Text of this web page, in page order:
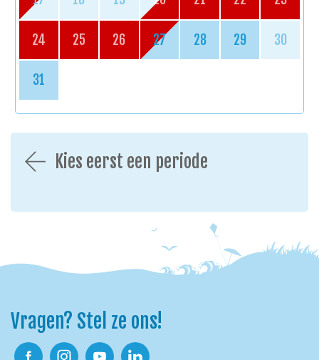
24 25 26 27 28 29 30
31
Kies eerst een periode
Vragen? Stel ze ons!